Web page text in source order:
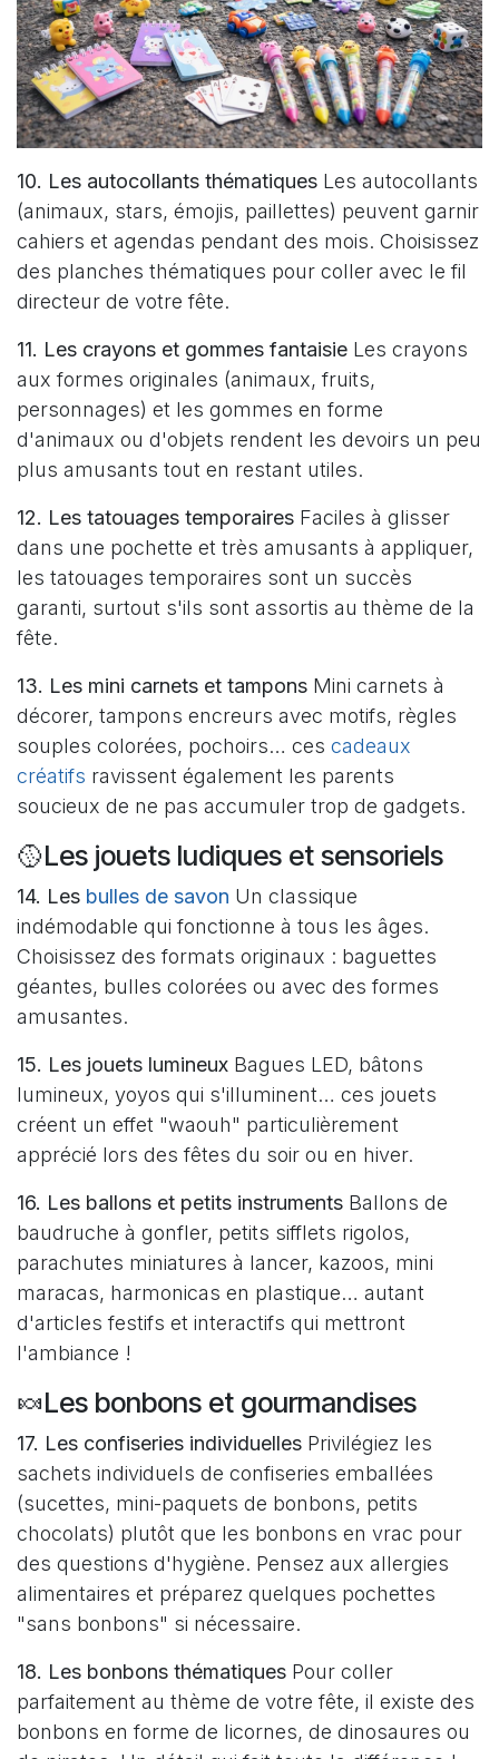
10. Les autocollants thématiques Les autocollants
(animaux, stars, émojis, paillettes) peuvent garnir
cahiers et agendas pendant des mois. Choisissez
des planches thématiques pour coller avec le fil
directeur de votre fête.
11. Les crayons et gommes fantaisie Les crayons
aux formes originales (animaux, fruits,
personnages) et les gommes en forme
d'animaux ou d'objets rendent les devoirs un peu
plus amusants tout en restant utiles.
12. Les tatouages temporaires Faciles à glisser
dans une pochette et très amusants à appliquer,
les tatouages temporaires sont un succès
garanti, surtout s'ils sont assortis au thème de la
fête.
13. Les mini carnets et tampons Mini carnets à
décorer, tampons encreurs avec motifs, règles
souples colorées, pochoirs… ces cadeaux
créatifs ravissent également les parents
soucieux de ne pas accumuler trop de gadgets.
🥎Les jouets ludiques et sensoriels
14. Les bulles de savon Un classique
indémodable qui fonctionne à tous les âges.
Choisissez des formats originaux : baguettes
géantes, bulles colorées ou avec des formes
amusantes.
15. Les jouets lumineux Bagues LED, bâtons
lumineux, yoyos qui s'illuminent… ces jouets
créent un effet "waouh" particulièrement
apprécié lors des fêtes du soir ou en hiver.
16. Les ballons et petits instruments Ballons de
baudruche à gonfler, petits sifflets rigolos,
parachutes miniatures à lancer, kazoos, mini
maracas, harmonicas en plastique… autant
d'articles festifs et interactifs qui mettront
l'ambiance !
🍬Les bonbons et gourmandises
17. Les confiseries individuelles Privilégiez les
sachets individuels de confiseries emballées
(sucettes, mini-paquets de bonbons, petits
chocolats) plutôt que les bonbons en vrac pour
des questions d'hygiène. Pensez aux allergies
alimentaires et préparez quelques pochettes
"sans bonbons" si nécessaire.
18. Les bonbons thématiques Pour coller
parfaitement au thème de votre fête, il existe des
bonbons en forme de licornes, de dinosaures ou